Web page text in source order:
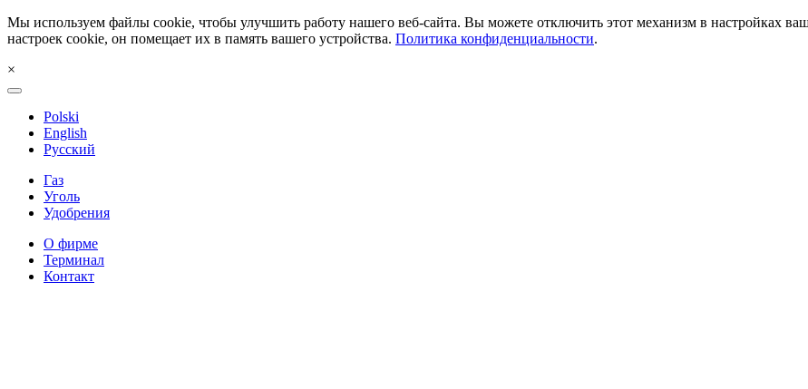
Мы используем файлы cookie, чтобы улучшить работу нашего веб-сайта. Вы можете отключить этот механизм в настройках
настроек cookie, он помещает их в память вашего устройства. Политика конфиденциальности.
×
Polski
English
Русский
Газ
Уголь
Удобрения
О фирме
Терминал
Контакт